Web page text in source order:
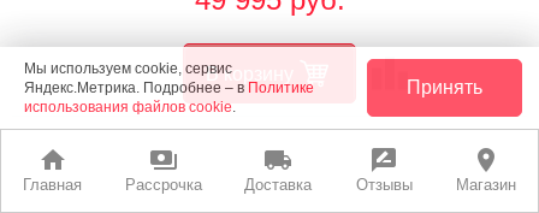
home
Главная
payments
Рассрочка
local_shipping
Доставка
rate_review
Отзывы
place
Магазин
В корзину leaderboard
Мы используем cookie, сервис
Яндекс.Метрика. Подробнее – в Политике
использования файлов cookie.
Принять